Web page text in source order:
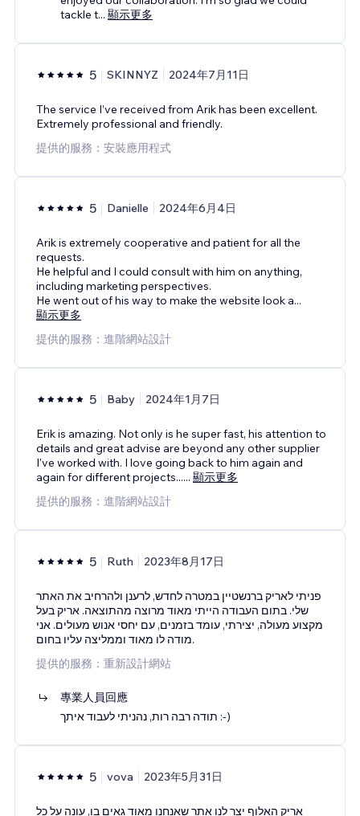
tackle t... 顯示更多
5 SKINNYZ 2024年7月11日
The service I’ve received from Arik has been excellent.
Extremely professional and friendly.
提供的服務：安裝應用程式
5 Danielle 2024年6月4日
Arik is extremely cooperative and patient for all the
requests.
He helpful and I could consult with him on anything,
including marketing perspectives.
He went out of his way to make the website look a...
顯示更多
提供的服務：進階網站設計
5 Baby 2024年1月7日
Erik is amazing. Not only is he super fast, his attention to
details and great advise are beyond any other supplier
I've worked with. I love going back to him again and
again for different projects...... 顯示更多
提供的服務：進階網站設計
5 Ruth 2023年8月17日
פניתי לאריק ברנשטיין במטרה לחדש, לרענן ולהרחיב את האתר
שלי. בתום העבודה הייתי מאוד מרוצה מהתוצאה. אריק בעל
מקצוע מעולה, יצירתי, עומד בזמנים, עם יחסי אנוש מעולים. אני
מודה לו מאוד וממליצה עליו בחום.
提供的服務：重新設計網站
專業人員回應
תודה רבה רות, נהניתי לעבוד איתך :-)
5 vova 2023年5月31日
אריק האלוף יצר לנו אתר שאנחנו מאוד גאים בו, עונה על כל